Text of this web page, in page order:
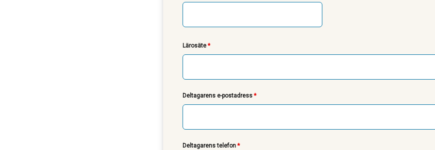
Lärosäte *
Deltagarens e-postadress *
Deltagarens telefon *